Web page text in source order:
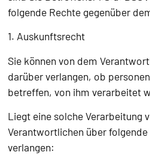
folgende Rechte gegenüber
1. Auskunftsrecht
Sie können von dem
darüber verlangen, ob
betreffen, von ihm verarbeitet
Liegt eine solche Verarbeitung
Verantwortlichen über
verlangen: